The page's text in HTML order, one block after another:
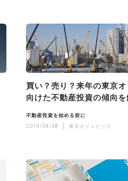
買い？売り？来年の東京
向けた不動産投資の傾向を
不動産投資を始める前に
2019/04/28
東京オリンピック